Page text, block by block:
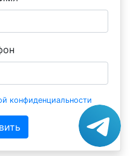
конфиденциальности